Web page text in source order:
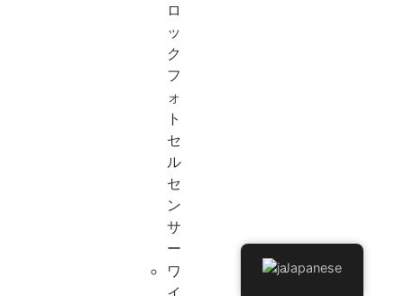
ロ
ッ
ク
フ
ォ
ト
セ
ル
セ
ン
サ
ー
ワ
イ
Japanese